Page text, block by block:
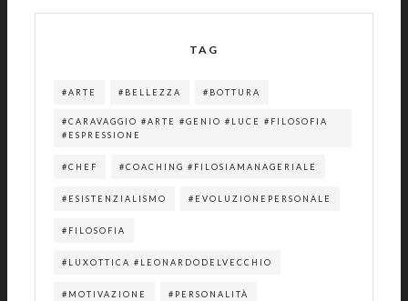
TAG
#ARTE #BELLEZZA #BOTTURA
#CARAVAGGIO #ARTE #GENIO #LUCE #FILOSOFIA
#ESPRESSIONE
#CHEF #COACHING #FILOSIAMANAGERIALE
#ESISTENZIALISMO #EVOLUZIONEPERSONALE
#FILOSOFIA
#LUXOTTICA #LEONARDODELVECCHIO
#MOTIVAZIONE #PERSONALITÀ